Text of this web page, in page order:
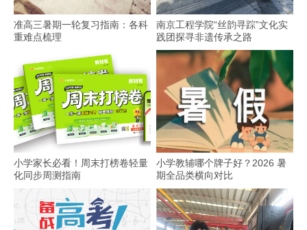
准高三暑期一轮复习指南：各科
重难点梳理
南京工程学院“丝韵寻踪”文化实
践团探寻非遗传承之路
小学家长必看！周末打榜卷轻量
化同步周测指南
小学教辅哪个牌子好？2026 暑
期全品类横向对比